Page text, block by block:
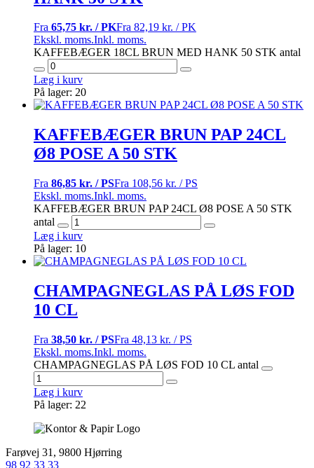
Fra 65,75 kr. / PKFra 82,19 kr. / PK
Ekskl. moms.Inkl. moms.
KAFFEBÆGER 18CL BRUN MED HANK 50 STK antal
Læg i kurv
På lager: 20
KAFFEBÆGER BRUN PAP 24CL
Ø8 POSE A 50 STK
Fra 86,85 kr. / PSFra 108,56 kr. / PS
Ekskl. moms.Inkl. moms.
KAFFEBÆGER BRUN PAP 24CL Ø8 POSE A 50 STK
antal
Læg i kurv
På lager: 10
CHAMPAGNEGLAS PÅ LØS FOD
10 CL
Fra 38,50 kr. / PSFra 48,13 kr. / PS
Ekskl. moms.Inkl. moms.
CHAMPAGNEGLAS PÅ LØS FOD 10 CL antal
Læg i kurv
På lager: 22
Farøvej 31, 9800 Hjørring
98 92 33 33